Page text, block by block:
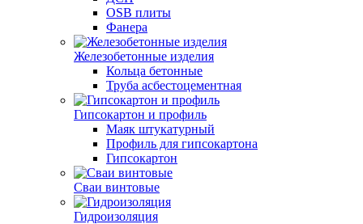
OSB плиты
Фанера
Железобетонные изделия
Кольца бетонные
Труба асбестоцементная
Гипсокартон и профиль
Маяк штукатурный
Профиль для гипсокартона
Гипсокартон
Сваи винтовые
Гидроизоляция